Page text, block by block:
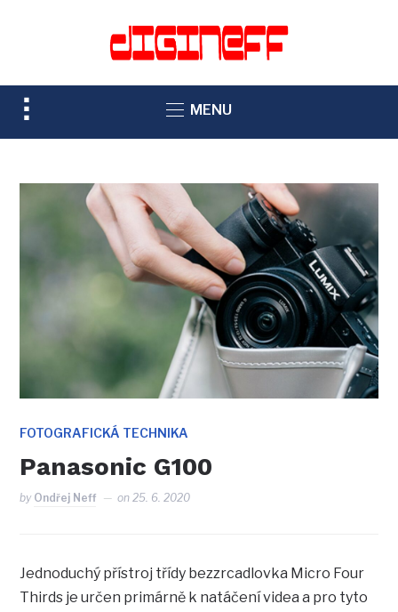
TOGGLE
SIDEBAR
NAVIGATION
MENU
FOTOGRAFICKÁ TECHNIKA
Panasonic G100
by Ondřej Neff on25. 6. 2020
Jednoduchý přístroj třídy bezzrcadlovka Micro Four
Thirds je určen primárně k natáčení videa a pro tyto